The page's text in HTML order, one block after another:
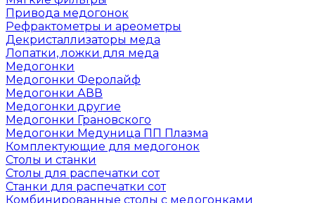
Привода медогонок
Рефрактометры и ареометры
Декристаллизаторы меда
Лопатки, ложки для меда
Медогонки
Медогонки Феролайф
Медогонки АВВ
Медогонки другие
Медогонки Грановского
Медогонки Медуница ПП Плазма
Комплектующие для медогонок
Столы и станки
Столы для распечатки сот
Станки для распечатки сот
Комбинированные столы с медогонками